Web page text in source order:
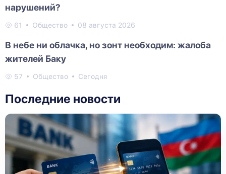
нарушений?
61 Общество 08 августа 2026
В небе ни облачка, но зонт необходим: жалоба
жителей Баку
57 Общество Сегодня
Последние новости